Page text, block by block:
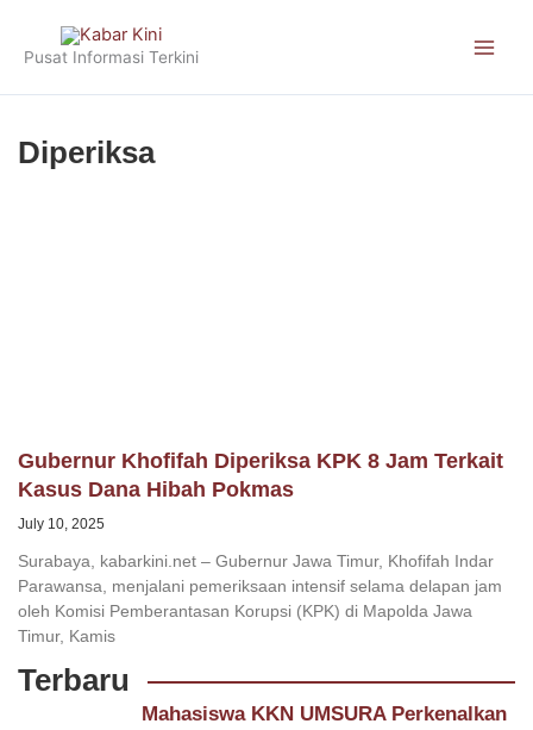
content
Pusat Informasi Terkini
Diperiksa
Gubernur Khofifah Diperiksa KPK 8 Jam Terkait
Kasus Dana Hibah Pokmas
July 10, 2025
Surabaya, kabarkini.net – Gubernur Jawa Timur, Khofifah Indar
Parawansa, menjalani pemeriksaan intensif selama delapan jam
oleh Komisi Pemberantasan Korupsi (KPK) di Mapolda Jawa
Timur, Kamis
Terbaru
Mahasiswa KKN UMSURA Perkenalkan